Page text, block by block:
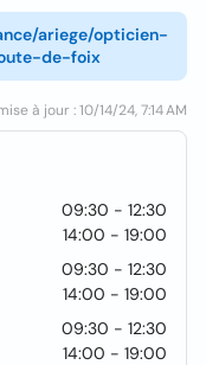
ariege/opticien-
de-foix
à jour : 10/14/24, 7:14 AM
09:30 - 12:30
14:00 - 19:00
09:30 - 12:30
14:00 - 19:00
09:30 - 12:30
14:00 - 19:00